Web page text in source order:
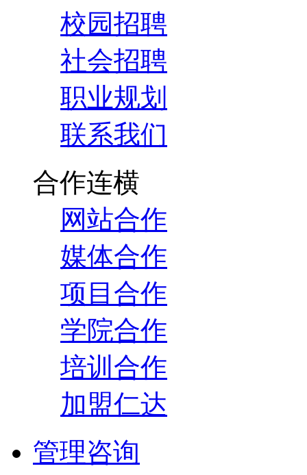
校园招聘
社会招聘
职业规划
联系我们
合作连横
网站合作
媒体合作
项目合作
学院合作
培训合作
加盟仁达
管理咨询